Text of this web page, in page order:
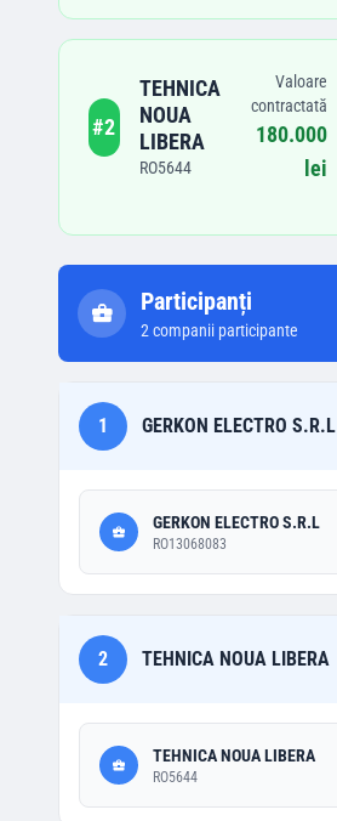
#2
TEHNICA
NOUA
LIBERA
RO5644
Valoare
contractată
180.000
lei
Participanți
2 companii participante
1 GERKON ELECTRO S.R.L
GERKON ELECTRO S.R.L
RO13068083
2 TEHNICA NOUA LIBERA
TEHNICA NOUA LIBERA
RO5644